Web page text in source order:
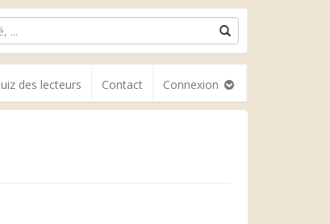
des lecteurs Contact Connexion